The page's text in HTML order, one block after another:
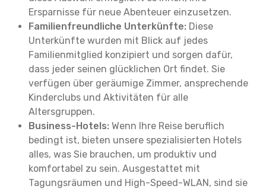
Ersparnisse für neue Abenteuer einzusetzen.
Familienfreundliche Unterkünfte: Diese
Unterkünfte wurden mit Blick auf jedes
Familienmitglied konzipiert und sorgen dafür,
dass jeder seinen glücklichen Ort findet. Sie
verfügen über geräumige Zimmer, ansprechende
Kinderclubs und Aktivitäten für alle
Altersgruppen.
Business-Hotels: Wenn Ihre Reise beruflich
bedingt ist, bieten unsere spezialisierten Hotels
alles, was Sie brauchen, um produktiv und
komfortabel zu sein. Ausgestattet mit
Tagungsräumen und High-Speed-WLAN, sind sie